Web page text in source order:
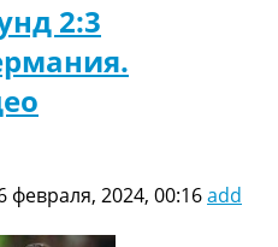
2:3
февраля, 2024, 00:16add